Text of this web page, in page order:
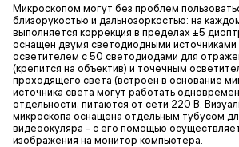
Микроскопом могут без проблем
близорукостью и дальнозоркостью: на
выполняется коррекция в пределах ±5
оснащен двумя светодиодными источниками
осветителем с 50 светодиодами для
(крепится на объектив) и точечным
проходящего света (встроен в основание
источника света могут работать
отдельности, питаются от сети 220 В.
микроскопа оснащена отдельным тубусом
видеоокуляра – с его помощью
изображения на монитор компьютера.